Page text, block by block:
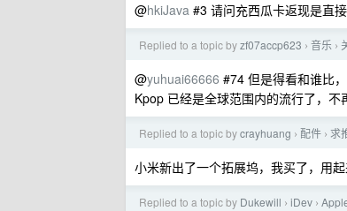
@hkiJava #3 请问充西瓜卡返现是直
Replied to a topic byzf07accp623 › 音乐 ›
@yuhuai66666 #74 但是得看和谁比
Kpop 已经是全球范围内的流行了，不
Replied to a topic bycrayhuang › 配件 › 求
小米新出了一个拓展坞，我买了，用
Replied to a topic by Dukewill › iDev ›